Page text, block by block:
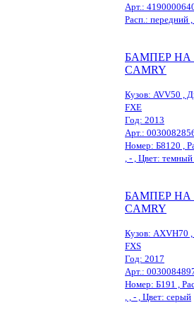
Арт.:
Расп.: передний ,
БАМПЕР НА
CAMRY
Кузов: AVV50 ,
FXE
Год: 2013
Арт.:
Номер: Б8120 ,
, - , Цвет:
БАМПЕР НА
CAMRY
Кузов: AXVH70
FXS
Год: 2017
Арт.:
Номер: Б191 ,
, , - , Цвет: серый